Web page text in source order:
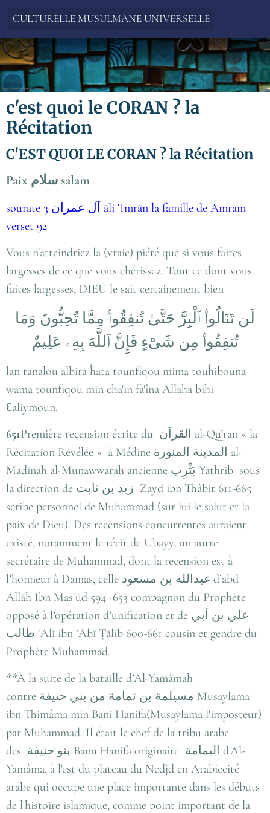
CULTURELLE MUSULMANE UNIVERSELLE
c'est quoi le CORAN ? la
Récitation
C'EST QUOI LE CORAN ? la Récitation
Paix سلام salam
sourate 3 آل عمران āli ʿImrān la famille de Amram
verset 92
Vous n'atteindriez la (vraie) piété que si vous faites
largesses de ce que vous chérissez. Tout ce dont vous
faites largesses, DIEU le sait certainement bien
لَن تَنَالُوا۟ ٱلْبِرَّ حَتَّىٰ تُنفِقُوا۟ مِمَّا تُحِبُّونَ وَمَا
تُنفِقُوا۟ مِن شَىْءٍ فَإِنَّ ٱللَّهَ بِهِۦ عَلِيمٌ
lan tanalou albira ĥata tounfiqou mima touĥibouna
wama tounfiqou min cha'in fa'îna Allaha bihi
Ɛaliymoun.
651Première recension écrite du القرآن al-Qu’ran « la
Récitation Révélée » à Médine المدينة المنورة‎ al-
Madīnah al-Munawwarah ancienne يَثْرِب Yathrib sous
la direction de زيد بن ثابت Zayd ibn Thâbit 611-665
scribe personnel de Muhammad‎ (sur lui le salut et la
paix de Dieu). Des recensions concurrentes auraient
existé, notamment le récit de Ubayy, un autre
secrétaire de Muhammad, dont la recension est à
l’honneur à Damas, celle عبدالله بن مسعودʿd’abd
Allāh Ibn Masʿūd 594 -653 compagnon du Prophète
opposé à l’opération d’unification et de علي بن أبي
طالب ʿAlī ibn ʾAbī Ṭālib 600-661 cousin et gendre du
Prophète Muhammad.
**À la suite de la bataille d’Al-Yamâmah
contre مسيلمة بن ثمامة من بني حنيفة Musaylama
ibn Thimâma min Bani Hanifa(Musaylama l'imposteur)
par Muhammad. Il était le chef de la tribu arabe
des بنو حنيفة Banu Hanifa originaire اليمامة d'Al-
Yamâma, à l'est du plateau du Nedjd en Arabiecité
arabe qui occupe une place importante dans les débuts
de l'histoire islamique, comme point important de la